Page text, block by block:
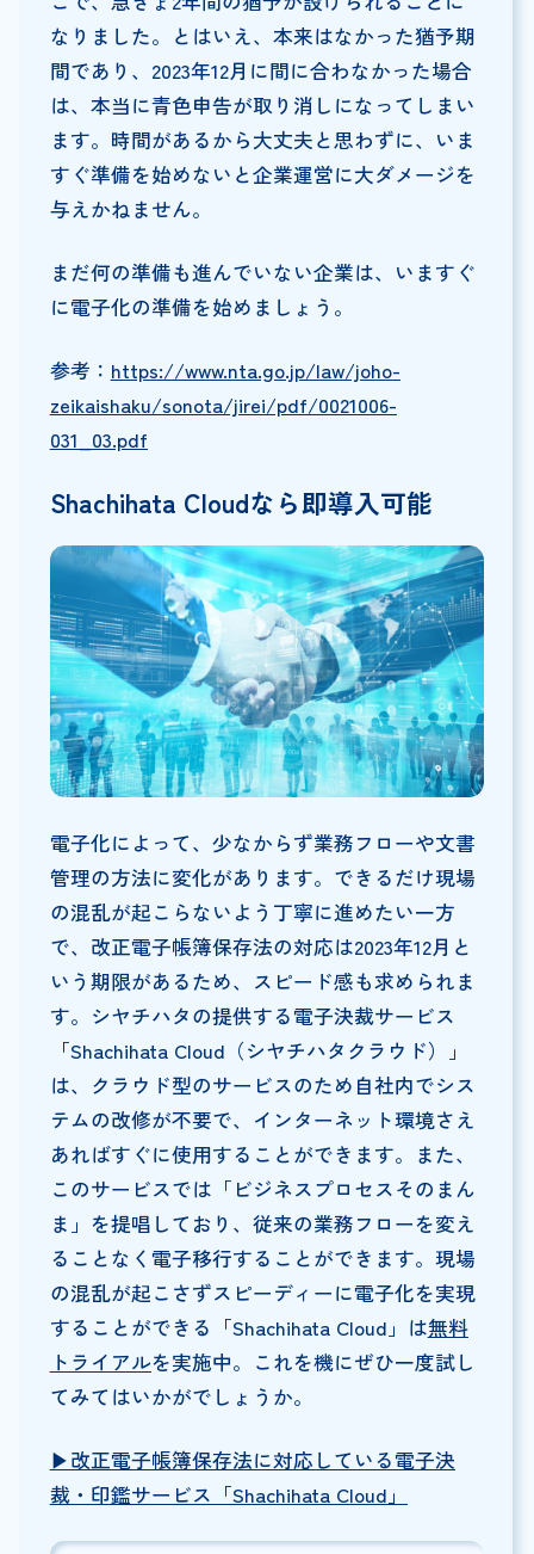
なりました。とはいえ、本来はなかった猶予期
間であり、2023年12月に間に合わなかった場合
は、本当に青色申告が取り消しになってしまい
ます。時間があるから大丈夫と思わずに、いま
すぐ準備を始めないと企業運営に大ダメージを
与えかねません。
まだ何の準備も進んでいない企業は、いますぐ
に電子化の準備を始めましょう。
参考： https://www.nta.go.jp/law/joho-
zeikaishaku/sonota/jirei/pdf/0021006-
031_03.pdf
Shachihata Cloudなら即導入可能
電子化によって、少なからず業務フローや文書
管理の方法に変化があります。できるだけ現場
の混乱が起こらないよう丁寧に進めたい一方
で、改正電子帳簿保存法の対応は2023年12月と
いう期限があるため、スピード感も求められま
す。シヤチハタの提供する電子決裁サービス
「Shachihata Cloud（シヤチハタクラウド）」
は、クラウド型のサービスのため自社内でシス
テムの改修が不要で、インターネット環境さえ
あればすぐに使用することができます。また、
このサービスでは「ビジネスプロセスそのまん
ま」を提唱しており、従来の業務フローを変え
ることなく電子移行することができます。現場
の混乱が起こさずスピーディーに電子化を実現
することができる「Shachihata Cloud」は無料
トライアルを実施中。これを機にぜひ一度試し
てみてはいかがでしょうか。
▶︎改正電子帳簿保存法に対応している電子決
裁・印鑑サービス「Shachihata Cloud」